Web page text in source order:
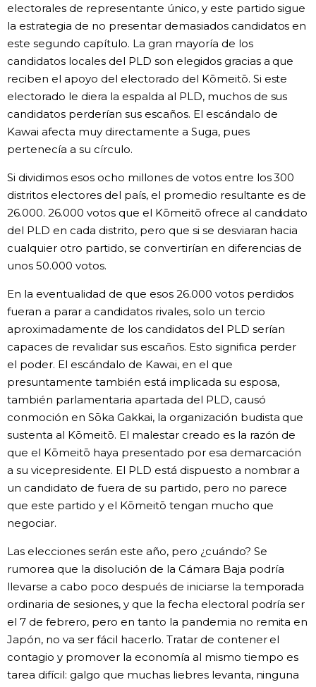
electorales de representante único, y este partido sigue
la estrategia de no presentar demasiados candidatos en
este segundo capítulo. La gran mayoría de los
candidatos locales del PLD son elegidos gracias a que
reciben el apoyo del electorado del Kōmeitō. Si este
electorado le diera la espalda al PLD, muchos de sus
candidatos perderían sus escaños. El escándalo de
Kawai afecta muy directamente a Suga, pues
pertenecía a su círculo.
Si dividimos esos ocho millones de votos entre los 300
distritos electores del país, el promedio resultante es de
26.000. 26.000 votos que el Kōmeitō ofrece al candidato
del PLD en cada distrito, pero que si se desviaran hacia
cualquier otro partido, se convertirían en diferencias de
unos 50.000 votos.
En la eventualidad de que esos 26.000 votos perdidos
fueran a parar a candidatos rivales, solo un tercio
aproximadamente de los candidatos del PLD serían
capaces de revalidar sus escaños. Esto significa perder
el poder. El escándalo de Kawai, en el que
presuntamente también está implicada su esposa,
también parlamentaria apartada del PLD, causó
conmoción en Sōka Gakkai, la organización budista que
sustenta al Kōmeitō. El malestar creado es la razón de
que el Kōmeitō haya presentado por esa demarcación
a su vicepresidente. El PLD está dispuesto a nombrar a
un candidato de fuera de su partido, pero no parece
que este partido y el Kōmeitō tengan mucho que
negociar.
Las elecciones serán este año, pero ¿cuándo? Se
rumorea que la disolución de la Cámara Baja podría
llevarse a cabo poco después de iniciarse la temporada
ordinaria de sesiones, y que la fecha electoral podría ser
el 7 de febrero, pero en tanto la pandemia no remita en
Japón, no va ser fácil hacerlo. Tratar de contener el
contagio y promover la economía al mismo tiempo es
tarea difícil: galgo que muchas liebres levanta, ninguna